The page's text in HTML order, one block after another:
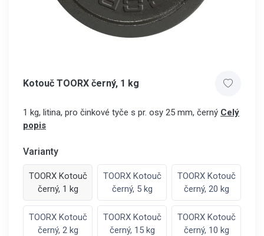
Kotouč TOORX černý, 1 kg
1 kg, litina, pro činkové tyče s pr. osy 25 mm, černý Celý
popis
Varianty
TOORX Kotouč
černý, 1 kg
TOORX Kotouč
černý, 5 kg
TOORX Kotouč
černý, 20 kg
TOORX Kotouč
černý, 2 kg
TOORX Kotouč
černý, 15 kg
TOORX Kotouč
černý, 10 kg